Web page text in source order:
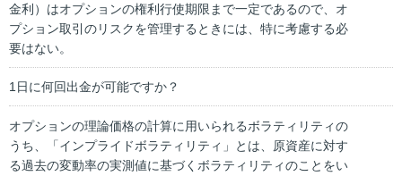
金利）はオプションの権利行使期限まで一定であるので、オ
プション取引のリスクを管理するときには、特に考慮する必
要はない。
1日に何回出金が可能ですか？
オプションの理論価格の計算に用いられるボラティリティの
うち、「インプライドボラティリティ」とは、原資産に対す
る過去の変動率の実測値に基づくボラティリティのことをい